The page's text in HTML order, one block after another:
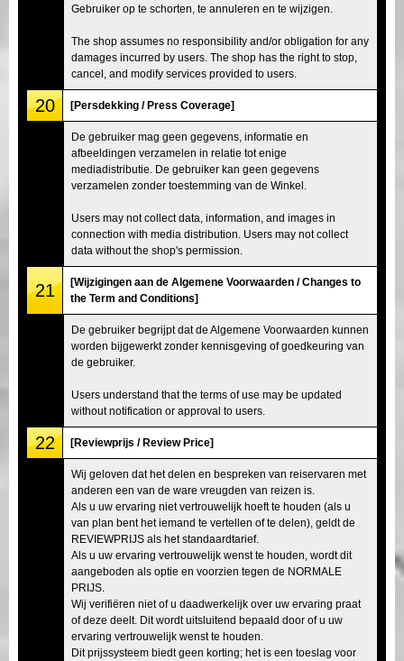
Gebruiker op te schorten, te annuleren en te wijzigen.
The shop assumes no responsibility and/or obligation for any
damages incurred by users. The shop has the right to stop,
cancel, and modify services provided to users.
20 [Persdekking / Press Coverage]
De gebruiker mag geen gegevens, informatie en
afbeeldingen verzamelen in relatie tot enige
mediadistributie. De gebruiker kan geen gegevens
verzamelen zonder toestemming van de Winkel.
Users may not collect data, information, and images in
connection with media distribution. Users may not collect
data without the shop's permission.
21
[Wijzigingen aan de Algemene Voorwaarden / Changes to
the Term and Conditions]
De gebruiker begrijpt dat de Algemene Voorwaarden kunnen
worden bijgewerkt zonder kennisgeving of goedkeuring van
de gebruiker.
Users understand that the terms of use may be updated
without notification or approval to users.
22 [Reviewprijs / Review Price]
Wij geloven dat het delen en bespreken van reiservaren met
anderen een van de ware vreugden van reizen is.
Als u uw ervaring niet vertrouwelijk hoeft te houden (als u
van plan bent het iemand te vertellen of te delen), geldt de
REVIEWPRIJS als het standaardtarief.
Als u uw ervaring vertrouwelijk wenst te houden, wordt dit
aangeboden als optie en voorzien tegen de NORMALE
PRIJS.
Wij verifiëren niet of u daadwerkelijk over uw ervaring praat
of deze deelt. Dit wordt uitsluitend bepaald door of u uw
ervaring vertrouwelijk wenst te houden.
Dit prijssysteem biedt geen korting; het is een toeslag voor